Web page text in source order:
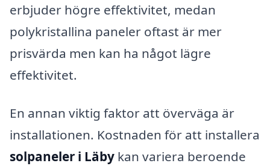
erbjuder högre effektivitet, medan
polykristallina paneler oftast är mer
prisvärda men kan ha något lägre
effektivitet.
En annan viktig faktor att överväga är
installationen. Kostnaden för att installera
solpaneler i Läby kan variera beroende